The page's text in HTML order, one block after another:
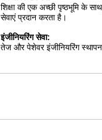
उत्पादों का उपयोग कॉस्मेटिक,